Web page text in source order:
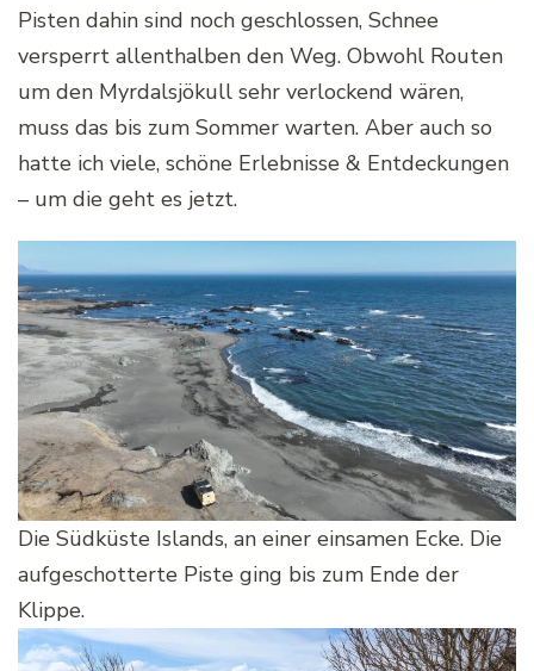
Pisten dahin sind noch geschlossen, Schnee
versperrt allenthalben den Weg. Obwohl Routen
um den Myrdalsjökull sehr verlockend wären,
muss das bis zum Sommer warten. Aber auch so
hatte ich viele, schöne Erlebnisse & Entdeckungen
– um die geht es jetzt.
Die Südküste Islands, an einer einsamen Ecke. Die
aufgeschotterte Piste ging bis zum Ende der
Klippe.